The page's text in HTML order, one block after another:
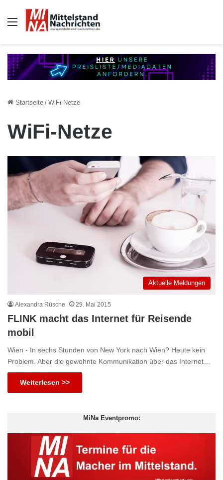
Auswahl
Startseite / WiFi-Netze
WiFi-Netze
Aktuelle Meldungen
Alexandra Rüsche 29. Mai 2015
FLINK macht das Internet für Reisende
mobil
Wien - In sechs Stunden von New York nach Wien? Heute kein
Problem. Aber die gewohnte Kommunikation über das Internet…
Weiterlesen >>
MiNa Eventpromo: